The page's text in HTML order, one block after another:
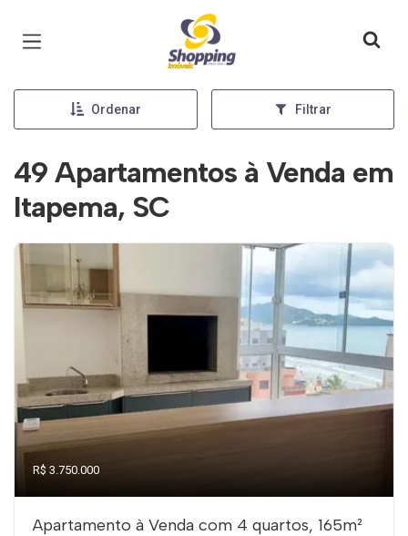
Página inicial
Ordenar Filtrar
49 Apartamentos à Venda em
Itapema, SC
R$ 3.750.000
Apartamento à Venda com 4 quartos, 165m²